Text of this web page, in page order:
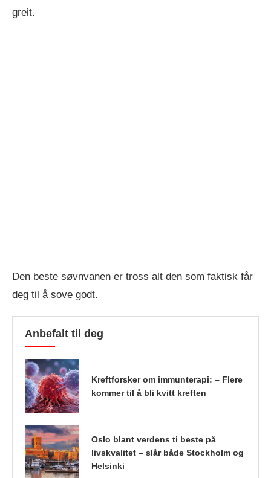
greit.
Den beste søvnvanen er tross alt den som faktisk får
deg til å sove godt.
Anbefalt til deg
Kreftforsker om immunterapi: – Flere
kommer til å bli kvitt kreften
Oslo blant verdens ti beste på
livskvalitet – slår både Stockholm og
Helsinki